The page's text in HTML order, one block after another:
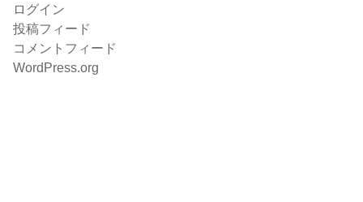
ログイン
投稿フィード
コメントフィード
WordPress.org